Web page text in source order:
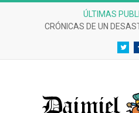
ÚLTIMAS
CRÓNICAS DE UN